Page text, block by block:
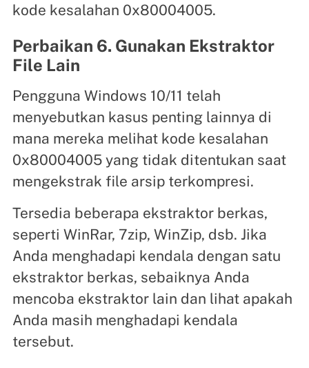
kode kesalahan 0x80004005.
Perbaikan 6. Gunakan Ekstraktor
File Lain
Pengguna Windows 10/11 telah
menyebutkan kasus penting lainnya di
mana mereka melihat kode kesalahan
0x80004005 yang tidak ditentukan saat
mengekstrak file arsip terkompresi.
Tersedia beberapa ekstraktor berkas,
seperti WinRar, 7zip, WinZip, dsb. Jika
Anda menghadapi kendala dengan satu
ekstraktor berkas, sebaiknya Anda
mencoba ekstraktor lain dan lihat apakah
Anda masih menghadapi kendala
tersebut.